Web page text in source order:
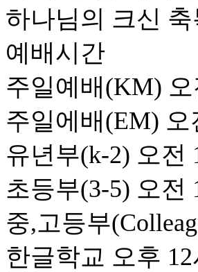
하나님의 크신
예배시간
주일예배(KM) 오
주일에배(EM) 오
유년부(k-2) 오전
초등부(3-5) 오전
중,고등부
한글학교 오후 12